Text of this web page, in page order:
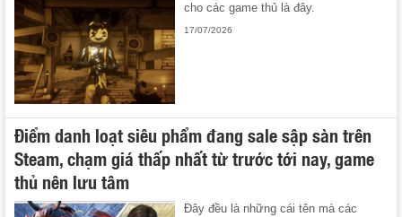
cho các game thủ là đây.
17/07/2026
Điểm danh loạt siêu phẩm đang sale sập sàn trên
Steam, chạm giá thấp nhất từ trước tới nay, game
thủ nên lưu tâm
Đây đều là những cái tên mà các